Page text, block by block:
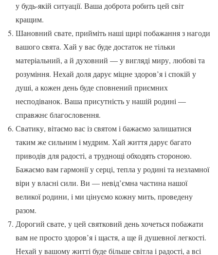
у будь-якій ситуації. Ваша доброта робить цей світ
кращим.
Шановний свате, прийміть наші щирі побажання з нагоди
вашого свята. Хай у вас буде достаток не тільки
матеріальний, а й духовний — у вигляді миру, любові та
розуміння. Нехай доля дарує міцне здоров’я і спокій у
душі, а кожен день буде сповнений приємних
несподіванок. Ваша присутність у нашій родині —
справжнє благословення.
Сватику, вітаємо вас із святом і бажаємо залишатися
таким же сильним і мудрим. Хай життя дарує багато
приводів для радості, а труднощі обходять стороною.
Бажаємо вам гармонії у серці, тепла у родині та незламної
віри у власні сили. Ви — невід’ємна частина нашої
великої родини, і ми цінуємо кожну мить, проведену
разом.
Дорогий свате, у цей святковий день хочеться побажати
вам не просто здоров’я і щастя, а ще й душевної легкості.
Нехай у вашому житті буде більше світла і радості, а всі